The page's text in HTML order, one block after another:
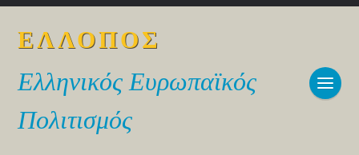
ΕΛΛΟΠΟΣ
Ελληνικός Ευρωπαϊκός
Πολιτισμός